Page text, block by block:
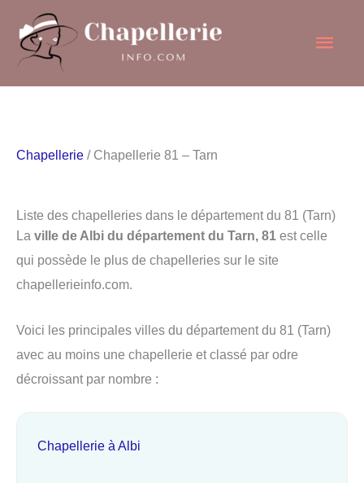
contenu
Chapellerie / Chapellerie 81 – Tarn
Liste des chapelleries dans le département du 81 (Tarn)
La ville de Albi du département du Tarn, 81 est celle
qui possède le plus de chapelleries sur le site
chapellerieinfo.com.
Voici les principales villes du département du 81 (Tarn)
avec au moins une chapellerie et classé par odre
décroissant par nombre :
Chapellerie à Albi